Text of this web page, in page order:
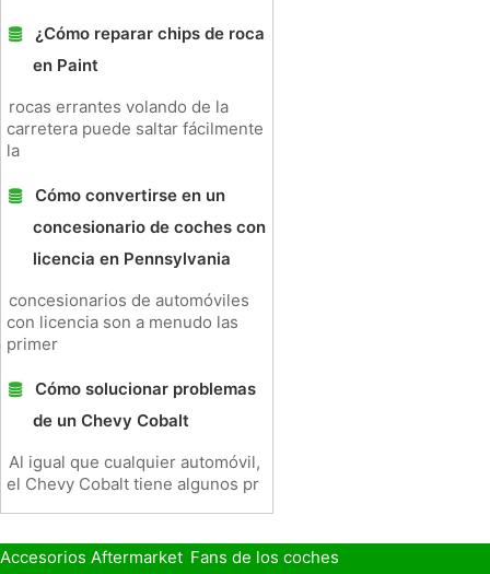
¿Cómo reparar chips de roca
en Paint
rocas errantes volando de la
carretera puede saltar fácilmente
la
Cómo convertirse en un
concesionario de coches con
licencia en Pennsylvania
concesionarios de automóviles
con licencia son a menudo las
primer
Cómo solucionar problemas
de un Chevy Cobalt
Al igual que cualquier automóvil,
el Chevy Cobalt tiene algunos pr
Accesorios Aftermarket Fans de los coches